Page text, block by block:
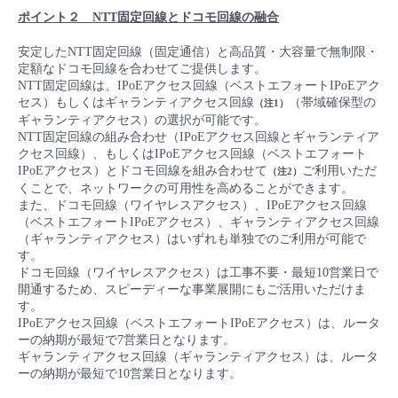
すべてのメニューを見る
すべてのメニューを見る
モニタリング/監査
サポート
すべてのメニューを見る
- 初期設定・確認
- ユーザー機能の管理
- 登録情報の管理
- APIリファレンス
■ 基本構築ガイド
- クラウド / サーバー
- Flexible InterConnect
- Flexible Remote Access
- マルチクラウド利用
- リモートワーク
- ITインフラストラクチャー
- その他
メンテナンス予定
定期メンテナンス
協業パートナー
脱炭素化
ポイント２ NTT固定回線とドコモ回線の融合
安定したNTT固定回線（固定通信）と高品質・大容量で無制限・
定額なドコモ回線を合わせてご提供します。
NTT固定回線は、IPoEアクセス回線（ベストエフォートIPoEアク
セス）もしくはギャランティアクセス回線 （注1）
（帯域確保型の
ギャランティアクセス）の選択が可能です。
NTT固定回線の組み合わせ（IPoEアクセス回線とギャランティア
クセス回線）、もしくはIPoEアクセス回線（ベストエフォート
IPoEアクセス）とドコモ回線を組み合わせて
（注2） ご利用いただ
くことで、ネットワークの可用性を高めることができます。
また、ドコモ回線（ワイヤレスアクセス）、IPoEアクセス回線
（ベストエフォートIPoEアクセス）、ギャランティアクセス回線
（ギャランティアクセス）はいずれも単独でのご利用が可能で
す。
ドコモ回線（ワイヤレスアクセス）は工事不要・最短10営業日で
開通するため、スピーディーな事業展開にもご活用いただけま
す。
IPoEアクセス回線（ベストエフォートIPoEアクセス）は、ルータ
ーの納期が最短で7営業日となります。
ギャランティアクセス回線（ギャランティアクセス）は、ルータ
ーの納期が最短で10営業日となります。